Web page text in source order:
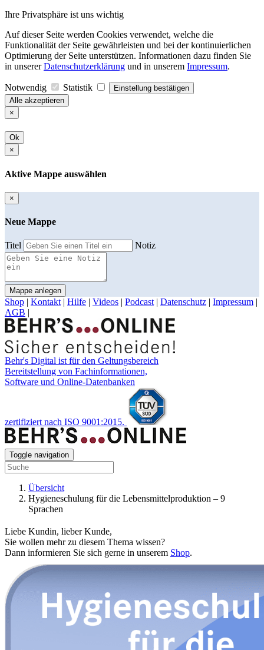
Ihre Privatsphäre ist uns wichtig
Auf dieser Seite werden Cookies verwendet, welche die
Funktionalität der Seite gewährleisten und bei der kontinuierlichen
Optimierung der Seite unterstützen. Informationen dazu finden Sie
in unsererDatenschutzerklärung und in unserem Impressum.
Notwendig Statistik
Einstellung bestätigen
Alle akzeptieren
×
Ok
×
Aktive Mappe auswählen
×
Neue Mappe
Titel Notiz
Mappe anlegen
Shop | Kontakt | Hilfe | Videos | Podcast | Datenschutz | Impressum |
AGB |
Behr's Digital ist für den Geltungsbereich
Bereitstellung von Fachinformationen,
Software und Online-Datenbanken
zertifiziert nach ISO 9001:2015.
Toggle navigation
Übersicht
Hygieneschulung für die Lebensmittelproduktion – 9
Sprachen
Liebe Kundin, lieber Kunde,
Sie wollen mehr zu diesem Thema wissen?
Dann informieren Sie sich gerne in unserem Shop.